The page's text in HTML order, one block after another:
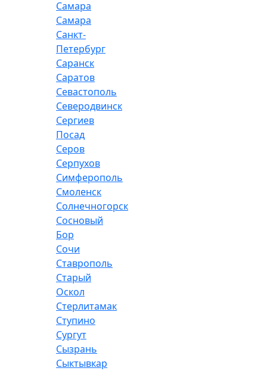
Самара
Самара
Санкт-
Петербург
Саранск
Саратов
Севастополь
Северодвинск
Сергиев
Посад
Серов
Серпухов
Симферополь
Смоленск
Солнечногорск
Сосновый
Бор
Сочи
Ставрополь
Старый
Оскол
Стерлитамак
Ступино
Сургут
Сызрань
Сыктывкар